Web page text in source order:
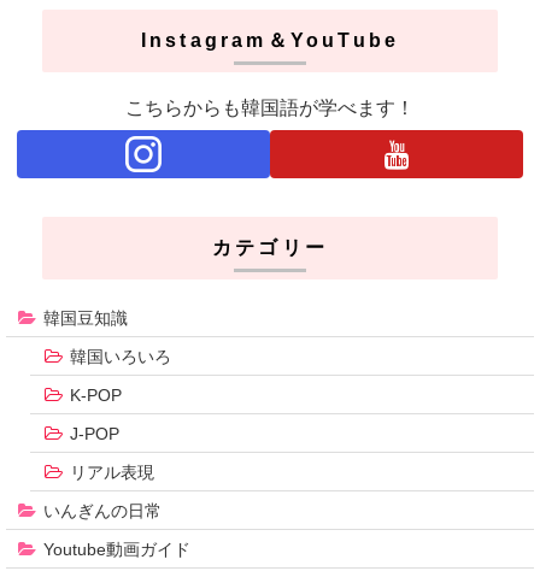
Instagram＆YouTube
こちらからも韓国語が学べます！
カテゴリー
韓国豆知識
韓国いろいろ
K-POP
J-POP
リアル表現
いんぎんの日常
Youtube動画ガイド